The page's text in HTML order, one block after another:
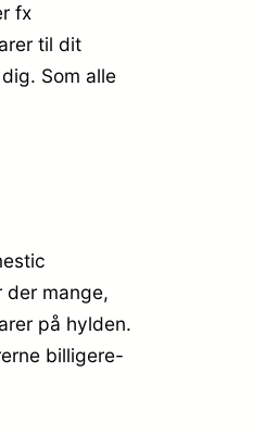
fx
til dit
Som alle
der mange,
på hylden.
billigere-